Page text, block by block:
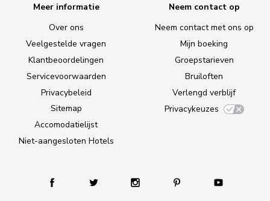
Meer informatie
Over ons
Veelgestelde vragen
Klantbeoordelingen
Servicevoorwaarden
Privacybeleid
Sitemap
Accomodatielijst
Niet-aangesloten Hotels
Neem contact op
Neem contact met ons op
Mijn boeking
Groepstarieven
Bruiloften
Verlengd verblijf
Privacykeuzes